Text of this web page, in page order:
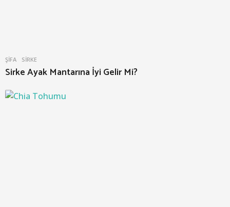
ŞIFA SIRKE
Sirke Ayak Mantarına İyi Gelir Mi?